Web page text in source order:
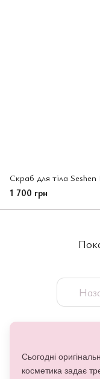
Скраб для тіла
1 700 грн
Сьогодні
косметика задає